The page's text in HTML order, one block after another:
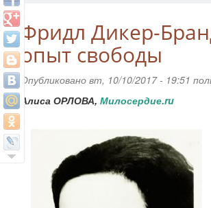
Фридл Дикер-
опыт свободы
Опубликовано вт, 10/10/2017 - 19:51
Алиса ОРЛОВА, Милосердие.ru